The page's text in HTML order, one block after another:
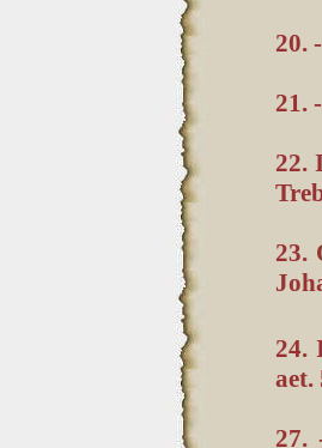
20.
21.
22.
23.
24.
aet.
27.